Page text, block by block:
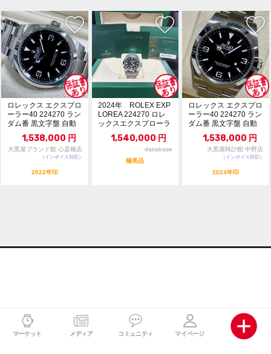
ロレックス エクスプロ
ーラー40 224270 ラン
ダム番 黒文字盤 自動
巻 12...
1,538,000 円
大黒屋ブランド館 心斎橋店
（インボイス対応）
2022年印
2024年 ROLEX EXP
LOREA 224270 ロレ
ックスエクスプローラ
1,540,000 円
dairabase
極美品
ロレックス エクスプロ
ーラー40 224270 ラン
ダム番 黒文字盤 自動
巻 12...
1,538,000 円
大黒屋時計館 中野店
（インボイス対応）
2024年印
マーケット メディア コミュニティ マイページ